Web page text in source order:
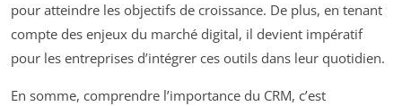
pour atteindre les objectifs de croissance. De plus, en tenant
compte des enjeux du marché digital, il devient impératif
pour les entreprises d’intégrer ces outils dans leur quotidien.
En somme, comprendre l’importance du CRM, c’est